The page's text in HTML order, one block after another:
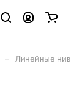
Линейные